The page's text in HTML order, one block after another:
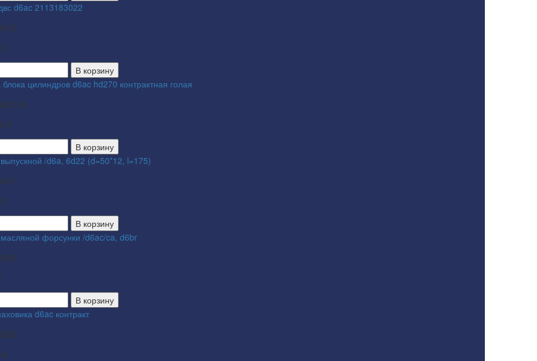
d6ac 2113183022
В корзину
блока цилиндров d6ac hd270 контрактная голая
N
₽
В корзину
/d6a, 6d22 (d=50*12, l=175)
В корзину
форсунки /d6ac/ca, d6br
В корзину
d6ac контракт